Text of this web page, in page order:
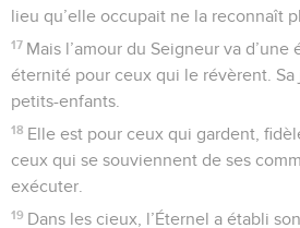
lieu qu’elle occupait ne la reconnaît
17 Mais l’amour du Seigneur va d’une
éternité pour ceux qui le révèrent. Sa
petits-enfants.
18 Elle est pour ceux qui gardent,
ceux qui se souviennent de ses
exécuter.
19 Dans les cieux, l’Éternel a établi